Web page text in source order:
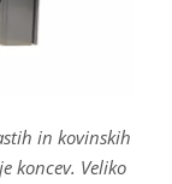
in kovinskih
koncev. Veliko